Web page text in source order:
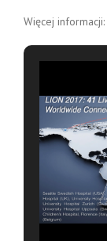
Więcej informacji: